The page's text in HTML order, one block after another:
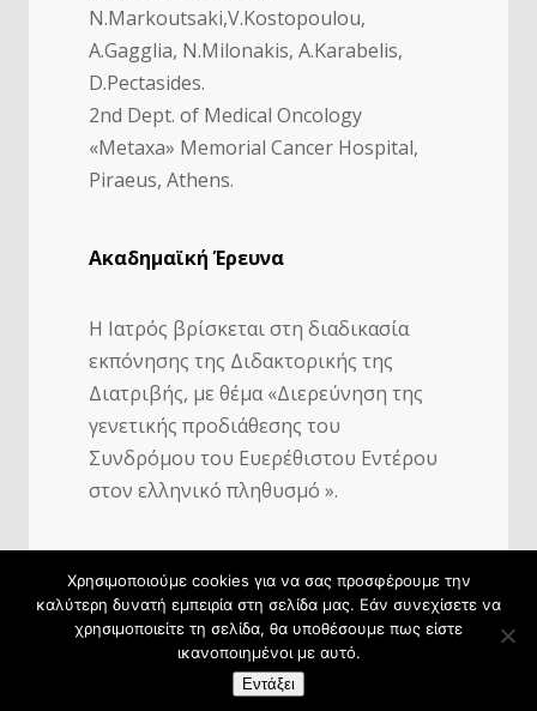
N.Markoutsaki,V.Kostopoulou,
A.Gagglia, N.Milonakis, A.Karabelis,
D.Pectasides.
2nd Dept. of Medical Oncology
«Metaxa» Memorial Cancer Hospital,
Piraeus, Athens.
Ακαδημαϊκή Έρευνα
Η Ιατρός βρίσκεται στη διαδικασία
εκπόνησης της Διδακτορικής της
Διατριβής, με θέμα «Διερεύνηση της
γενετικής προδιάθεσης του
Συνδρόμου του Ευερέθιστου Εντέρου
στον ελληνικό πληθυσμό ».
©2022 Markoutsaki - Powered by
w3specialists.com
Χρησιμοποιούμε cookies για να σας προσφέρουμε την
καλύτερη δυνατή εμπειρία στη σελίδα μας. Εάν συνεχίσετε να
χρησιμοποιείτε τη σελίδα, θα υποθέσουμε πως είστε
ικανοποιημένοι με αυτό.
Εντάξει